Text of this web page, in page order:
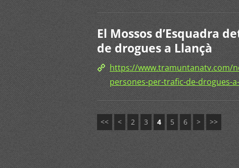
El Mossos d’Esquadra
de drogues a Llançà
https://www.tramuntanatv.com/
persones-per-trafic-de-drogues-
<< < 2 3 4 5 6 > >>